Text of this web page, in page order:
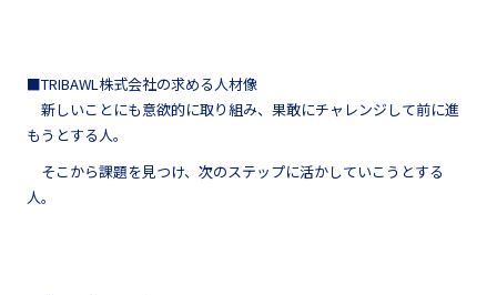
■TRIBAWL株式会社の求める人材像
新しいことにも意欲的に取り組み、果敢にチャレンジして前に進
もうとする人。
そこから課題を見つけ、次のステップに活かしていこうとする
人。